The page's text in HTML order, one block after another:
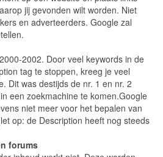
jij gevonden wilt worden. Niet
en adverteerders. Google zal
2002. Door veel keywords in de
tag te stoppen, kreeg je veel
Dit was destijds de nr. 1 en nr. 2
een zoekmachine te komen.Google
niet meer voor het bepalen van
op: de Description heeft nog steeds
forums